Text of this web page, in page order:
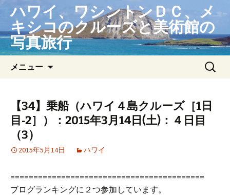
テ
ツ
ス
ハワイ、ワシントンＤＣ、メ
キシコのクルーズと美術館の
写真旅行
メニュー
検
索:
【34】乗船（ハワイ４島クルーズ［1日
目‐2］）：2015年3月14日(土)：４日目
（3）
2015年5月14日 ハワイ
==========================================
ブログランキングに２つ参加しています。